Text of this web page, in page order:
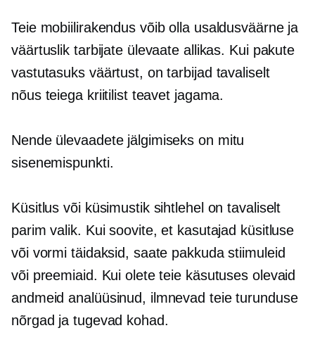
Teie mobiilirakendus võib olla usaldusväärne ja
väärtuslik tarbijate ülevaate allikas. Kui pakute
vastutasuks väärtust, on tarbijad tavaliselt
nõus teiega kriitilist teavet jagama.
Nende ülevaadete jälgimiseks on mitu
sisenemispunkti.
Küsitlus või küsimustik sihtlehel on tavaliselt
parim valik. Kui soovite, et kasutajad küsitluse
või vormi täidaksid, saate pakkuda stiimuleid
või preemiaid. Kui olete teie käsutuses olevaid
andmeid analüüsinud, ilmnevad teie turunduse
nõrgad ja tugevad kohad.